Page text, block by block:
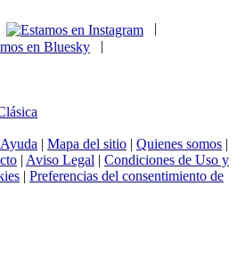
|
Ayuda | Mapa del sitio | Quienes somos |
| Aviso Legal | Condiciones de Uso y
| Preferencias del consentimiento de